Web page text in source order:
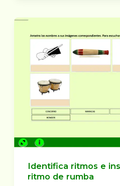
Identifica ritmos e
ritmo de rumba